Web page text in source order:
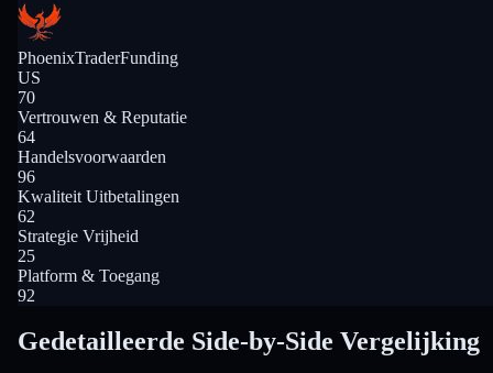
PhoenixTraderFunding
US
70
Vertrouwen & Reputatie
64
Handelsvoorwaarden
96
Kwaliteit Uitbetalingen
62
Strategie Vrijheid
25
Platform & Toegang
92
Gedetailleerde Side-by-Side Vergelijking